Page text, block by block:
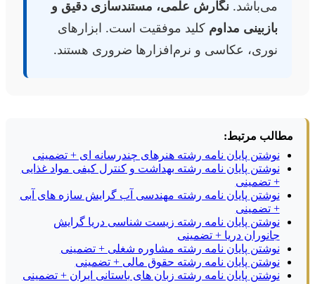
می‌باشد. نگارش علمی، مستندسازی دقیق و
بازبینی مداوم کلید موفقیت است. ابزارهای
نوری، عکاسی و نرم‌افزارها ضروری هستند.
مطالب مرتبط:
نوشتن پایان نامه رشته هنرهای چندرسانه ای + تضمینی
نوشتن پایان نامه رشته بهداشت و کنترل کیفی مواد غذایی
+ تضمینی
نوشتن پایان نامه رشته مهندسی آب گرایش سازه های آبی
+ تضمینی
نوشتن پایان نامه رشته زیست شناسی دریا گرایش
جانوران دریا + تضمینی
نوشتن پایان نامه رشته مشاوره شغلی + تضمینی
نوشتن پایان نامه رشته حقوق مالی + تضمینی
نوشتن پایان نامه رشته زبان های باستانی ایران + تضمینی